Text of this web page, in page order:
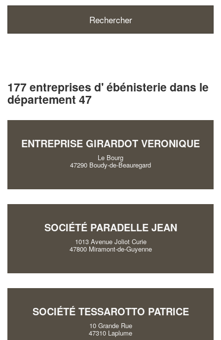
177 entreprises d' ébénisterie dans le
département 47
ENTREPRISE GIRARDOT VERONIQUE
Le Bourg
47290 Boudy-de-Beauregard
SOCIÉTÉ PARADELLE JEAN
1013 Avenue Joliot Curie
47800 Miramont-de-Guyenne
SOCIÉTÉ TESSAROTTO PATRICE
10 Grande Rue
47310 Laplume